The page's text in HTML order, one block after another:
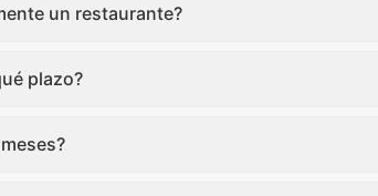
un restaurante?
plazo?